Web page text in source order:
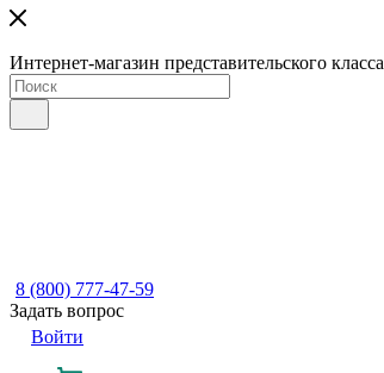
Интернет-магазин представительского класса
8 (800) 777-47-59
Задать вопрос
Войти